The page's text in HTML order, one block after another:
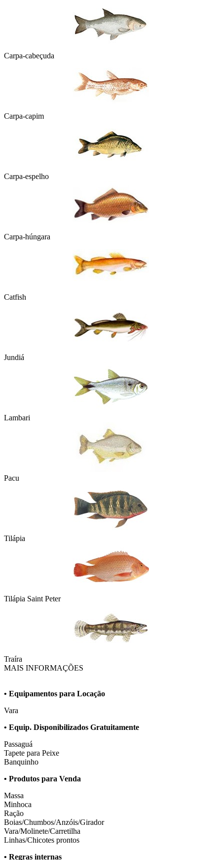
Carpa-cabeçuda
Carpa-capim
Carpa-espelho
Carpa-húngara
Catfish
Jundiá
Lambari
Pacu
Tilápia
Tilápia Saint Peter
Traíra
MAIS INFORMAÇÕES
• Equipamentos para Locação
Vara
• Equip. Disponibilizados Gratuitamente
Passaguá
Tapete para Peixe
Banquinho
• Produtos para Venda
Massa
Minhoca
Ração
Boias/Chumbos/Anzóis/Girador
Vara/Molinete/Carretilha
Linhas/Chicotes prontos
• Regras internas